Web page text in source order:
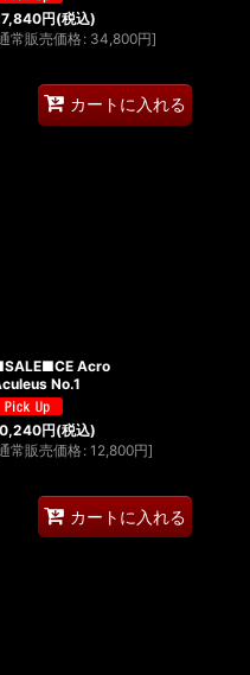
円(税込)
常販売価格: 34,800円]
カートに入れる
Acro
No.1
円(税込)
常販売価格: 12,800円]
カートに入れる